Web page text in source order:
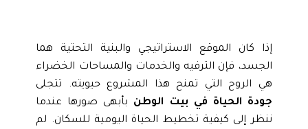
إذا كان الموقع الاستراتيجي والبنية التحتية هما
الجسد، فإن الترفيه والخدمات والمساحات الخضراء
هي الروح التي تمنح هذا المشروع حيويته. تتجلى
جودة الحياة في بيت الوطنبأبهى صورها عندما
ننظر إلى كيفية تخطيط الحياة اليومية للسكان. لم